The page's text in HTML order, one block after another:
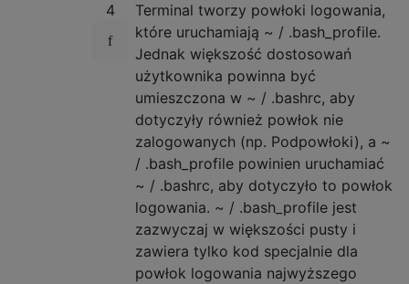
4
Terminal tworzy powłoki logowania,
które uruchamiają ~ / .bash_profile.
Jednak większość dostosowań
użytkownika powinna być
umieszczona w ~ / .bashrc, aby
dotyczyły również powłok nie
zalogowanych (np. Podpowłoki), a ~
/ .bash_profile powinien uruchamiać
~ / .bashrc, aby dotyczyło to powłok
logowania. ~ / .bash_profile jest
zazwyczaj w większości pusty i
zawiera tylko kod specjalnie dla
powłok logowania najwyższego